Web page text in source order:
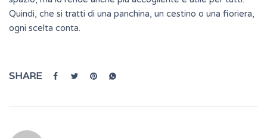
Quindi, che si tratti di una panchina, un cestino o una fioriera,
ogni scelta conta.
SHARE